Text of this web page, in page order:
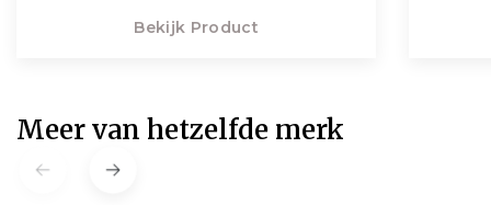
Bekijk Product
Meer van hetzelfde merk